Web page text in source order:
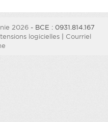
2026 - BCE : 0931.814.167
logicielles| Courriel